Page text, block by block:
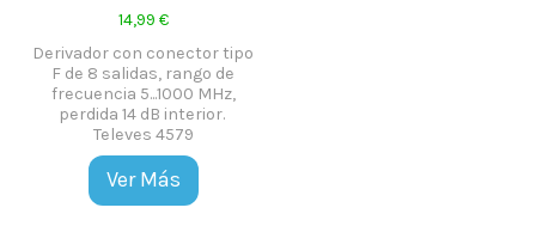
14,99 €
Derivador con conector tipo
F de 8 salidas, rango de
frecuencia 5...1000 MHz,
perdida 14 dB interior.
Televes 4579
Ver Más